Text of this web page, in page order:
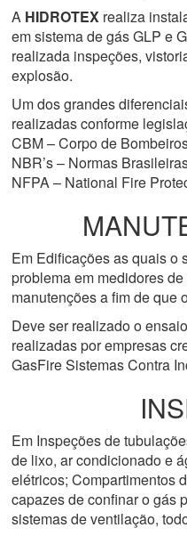
A HIDROTEX realiza
em sistema de gás GLP e
realizada inspeções,
explosão.
Um dos grandes
realizadas conforme
CBM – Corpo de
NBR’s – Normas
NFPA – National Fire
Em Edificações as quais o
problema em medidores
manutenções a fim de que
Deve ser realizado o
realizadas por empresas
GasFire Sistemas Contra
Em Inspeções de
de lixo, ar condicionado e
elétricos; Compartimentos
capazes de confinar o gás
sistemas de ventilação,